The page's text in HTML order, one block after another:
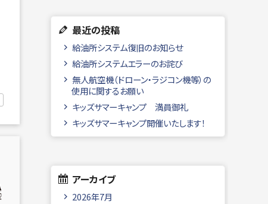
最近の投稿
給油所システム復旧のお知らせ
給油所システムエラーのお詫び
無人航空機（ドローン・ラジコン機等）の
使用に関するお願い
キッズサマーキャンプ 満員御礼
キッズサマーキャンプ開催いたします！
アーカイブ
2026年7月